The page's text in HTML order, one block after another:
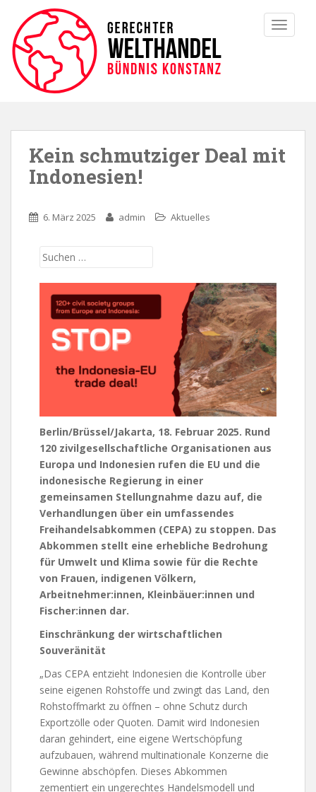
Kein schmutziger Deal mit
Indonesien!
6. März 2025 admin Aktuelles
Berlin/Brüssel/Jakarta, 18. Februar 2025. Rund
120 zivilgesellschaftliche Organisationen aus
Europa und Indonesien rufen die EU und die
indonesische Regierung in einer
gemeinsamen Stellungnahme dazu auf, die
Verhandlungen über ein umfassendes
Freihandelsabkommen (CEPA) zu stoppen. Das
Abkommen stellt eine erhebliche Bedrohung
für Umwelt und Klima sowie für die Rechte
von Frauen, indigenen Völkern,
Arbeitnehmer:innen, Kleinbäuer:innen und
Fischer:innen dar.
Einschränkung der wirtschaftlichen
Souveränität
„Das CEPA entzieht Indonesien die Kontrolle über
seine eigenen Rohstoffe und zwingt das Land, den
Rohstoffmarkt zu öffnen – ohne Schutz durch
Exportzölle oder Quoten. Damit wird Indonesien
daran gehindert, eine eigene Wertschöpfung
aufzubauen, während multinationale Konzerne die
Gewinne abschöpfen. Dieses Abkommen
zementiert ein ungerechtes Handelsmodell und